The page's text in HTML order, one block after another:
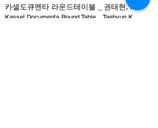
카셀도큐멘타 라운드테이블 _ 권태현, 김진주, 박시내, 이유경